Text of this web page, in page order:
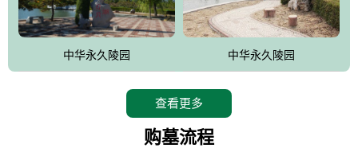
中华永久陵园 中华永久陵园
查看更多
购墓流程